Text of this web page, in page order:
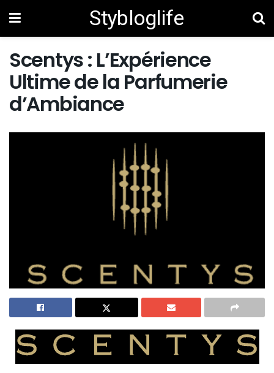
Stybloglife
Scentys : L’Expérience
Ultime de la Parfumerie
d’Ambiance